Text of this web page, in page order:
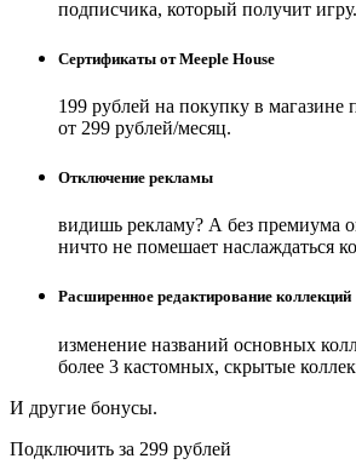
подписчика, который получит игру.
Сертификаты от Meeple House
199 рублей на покупку в магазине
от 299 рублей/месяц.
Отключение рекламы
видишь рекламу? А без премиума
ничто не помешает наслаждаться
Расширенное редактирование коллекций
изменение названий основных
более 3 кастомных, скрытые
И другие бонусы.
Подключить за 299 рублей